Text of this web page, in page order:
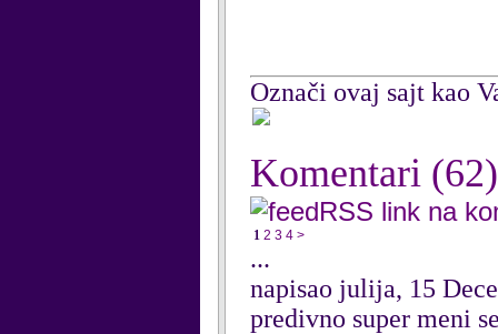
Označi ovaj sajt kao
Komentari (62)
RSS link na
1 2 3 4 >
...
napisao julija, 15
predivno super meni